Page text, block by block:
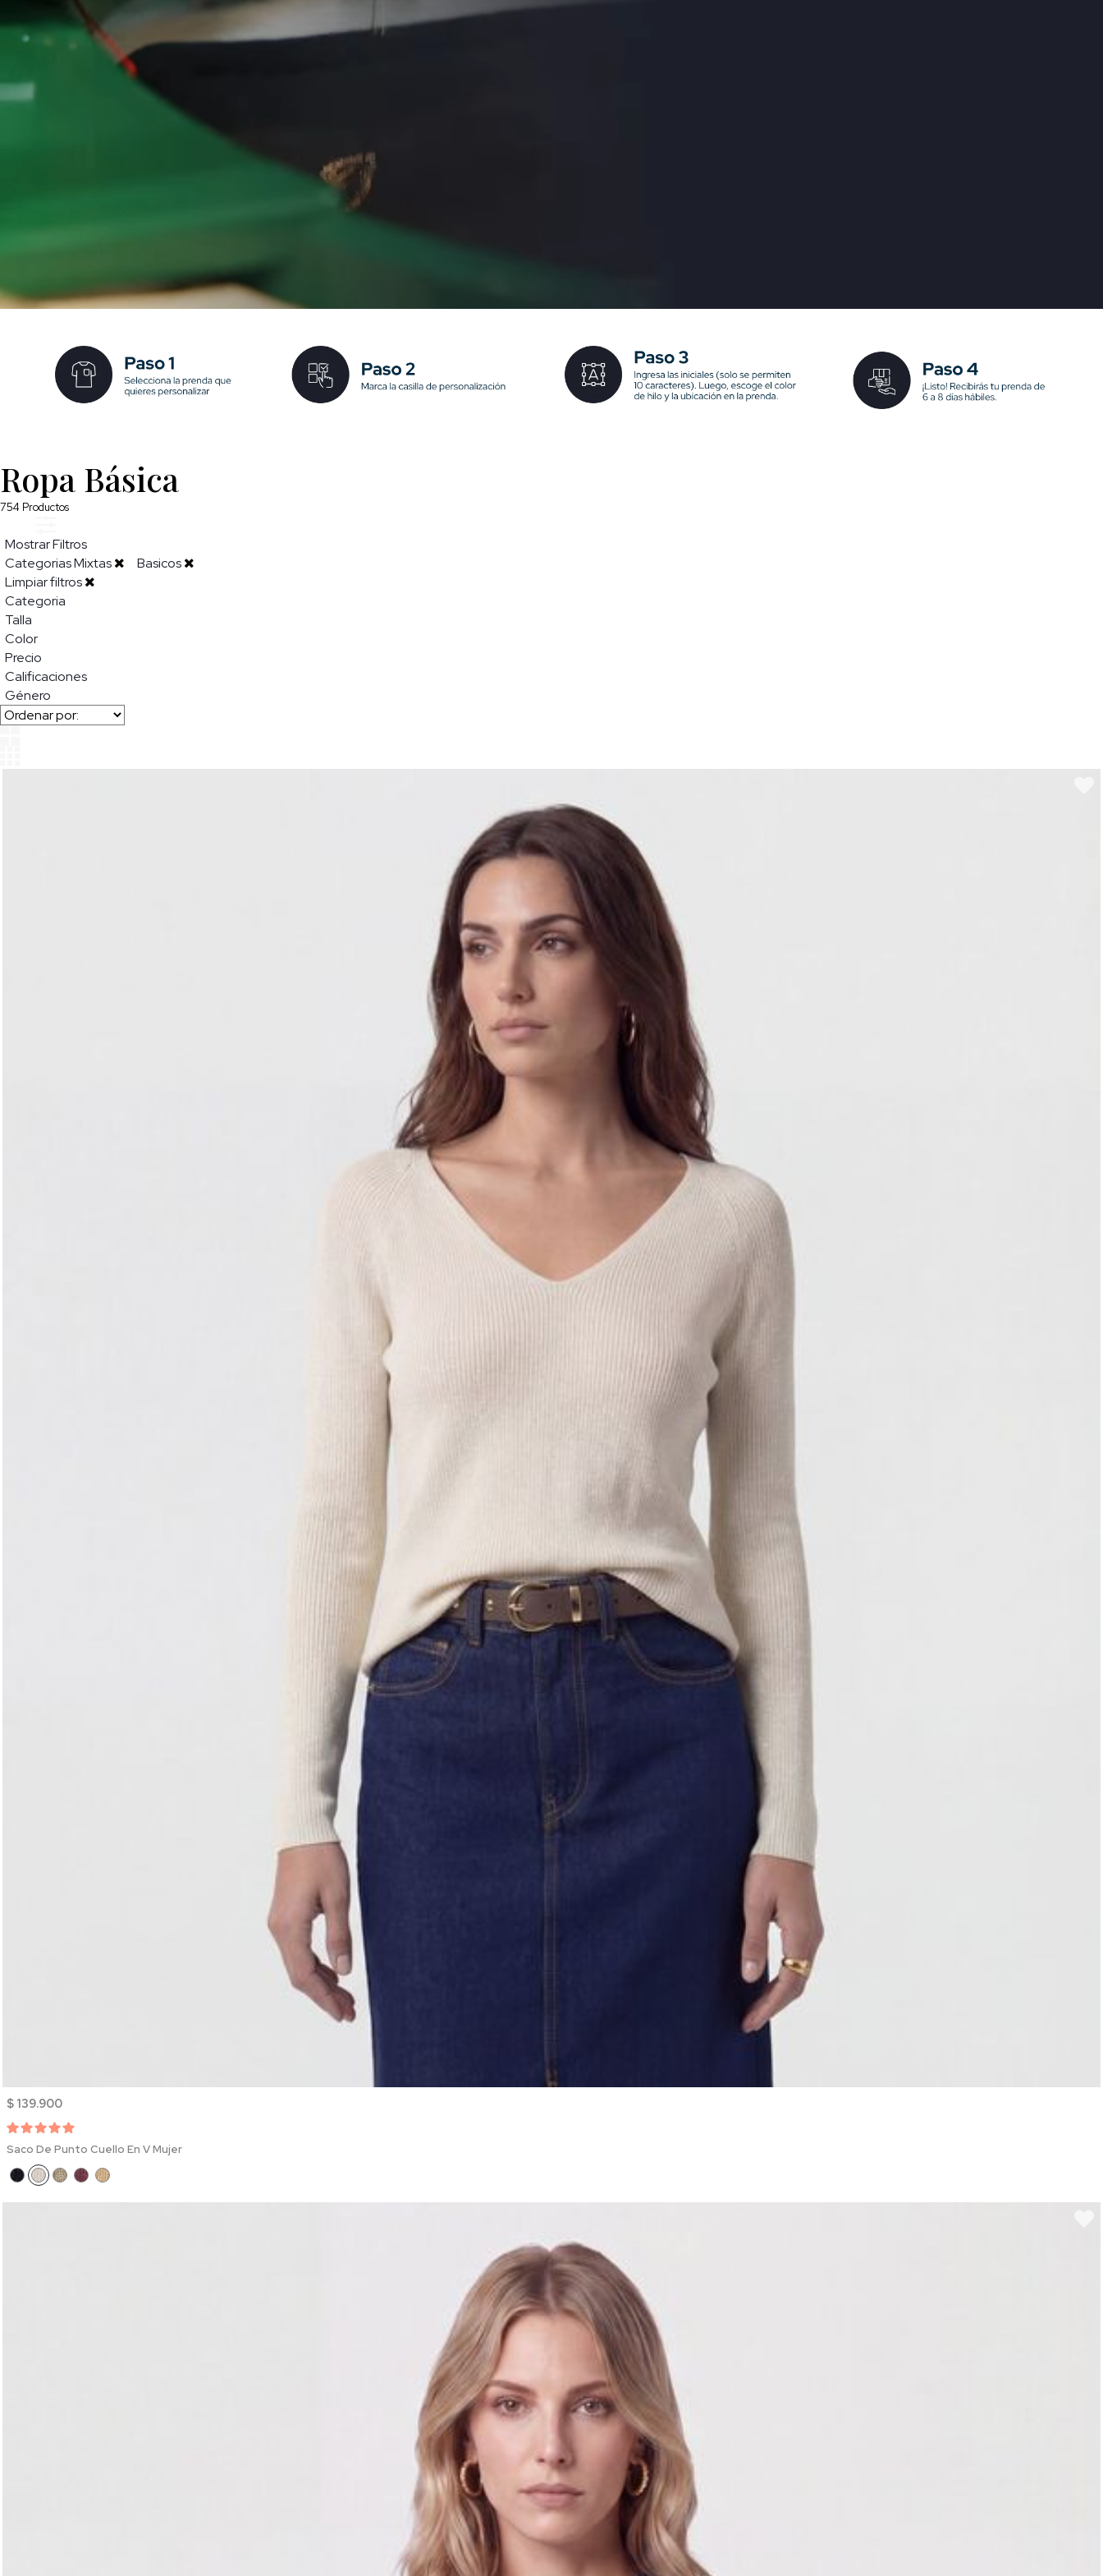
Ropa Básica
754 Productos
Mostrar Filtros
Categorias Mixtas
Basicos
Limpiar filtros
Categoria
Talla
Color
Precio
Calificaciones
Género
$ 139.900
Saco De Punto Cuello En V Mujer